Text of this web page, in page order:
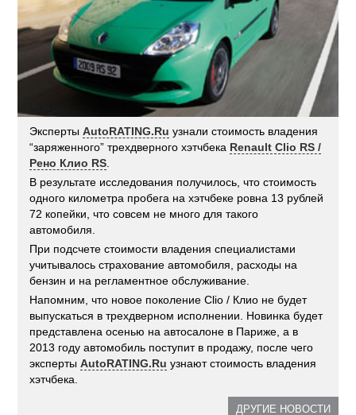
ЭкспертыAutoRATING.Ru узнали стоимость владения
“заряженного” трехдверного хэтчбека Renault Clio RS /
Рено Клио RS
В результате исследования получилось, что стоимость
одного километра пробега на хэтчбеке ровна 13 рублей
72 копейки, что совсем не много для такого
автомобиля.
При подсчете стоимости владения специалистами
учитывалось страхование автомобиля, расходы на
бензин и на регламентное обслуживание.
Напомним, что новое поколение Clio / Клио не будет
выпускаться в трехдверном исполнении. Новинка будет
представлена осенью на автосалоне в Париже, а в
2013 году автомобиль поступит в продажу, после чего
экспертыAutoRATING.Ru узнают стоимость владения
хэтчбека.
ДРУГИЕ НОВОСТИ